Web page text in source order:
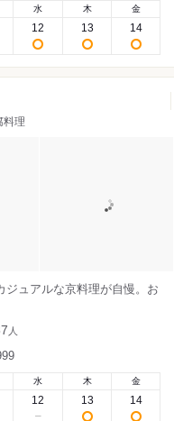
水
12
木
13
金
14
料理
ジュアルな京料理が自慢。お
人
水
12
木
13
金
14